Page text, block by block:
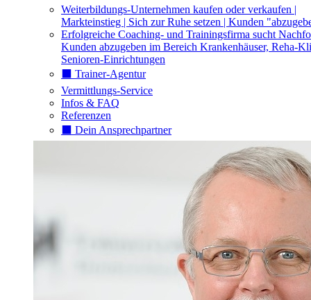
Weiterbildungs-Unternehmen kaufen oder verkaufen |
Markteinstieg | Sich zur Ruhe setzen | Kunden
Erfolgreiche Coaching- und Trainingsfirma sucht
Kunden abzugeben im Bereich Krankenhäuser, Reha-
Senioren-Einrichtungen
⬛️ Trainer-Agentur
Vermittlungs-Service
Infos & FAQ
Referenzen
⬛️ Dein Ansprechpartner